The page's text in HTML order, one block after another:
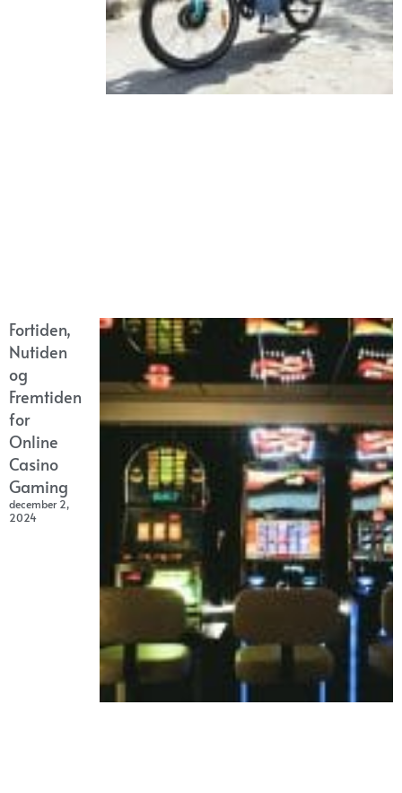
Fortiden,
Nutiden
og
Fremtiden
for
Online
Casino
Gaming
december 2,
2024